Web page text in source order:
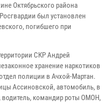
Октябрьского района
был установлен
погибшего при
СКР Андрей
хранение наркотиков
полиции в Ачхой-Мартан.
Ассиновской, автомобиль, в
командир роты ОМОН,